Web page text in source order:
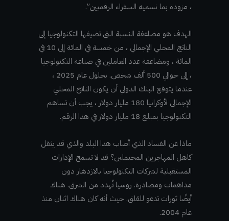
، مزودة بما نسميه السفراء الرقميين”.
الهدف هو مضاعفة النسبة التي تضيفها التكنولوجيا إلى
الناتج المحلي الإجمالي ، من خمسة في المائة إلى 10 في
المائة ، ومضاعفة عدد العاملين في صناعة التكنولوجيا
، إلى حوالي 500 ألف شخص. بحلول عام 2025 ،
عندما يتوقع البنك الدولي أن يكون الناتج المحلي
الإجمالي لأوكرانيا 180 مليار دولار ، يجب أن تساهم
التكنولوجيا بمبلغ 18 مليار دولار في هذا الرقم.
ماذا عن الفساد الذي أصاب هذا البلد والذي قد يثقل
كاهل المهاجرين المحتملين؟ قد لا تسمح الإدارات
المستقبلية لشركات التكنولوجيا بالازدهار دون
مداهمات ومصادرة. روسيا تُهدد من الشرق. هناك
أيضًا ثورات تدعو للقلق. حيث أنه كان هناك اثنان منذ
عام 2004.